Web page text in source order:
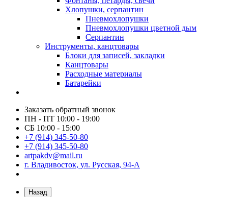
Хлопушки, серпантин
Пневмохлопушки
Пневмохлопушки цветной дым
Серпантин
Инструменты, канцтовары
Блоки для записей, закладки
Канцтовары
Расходные материалы
Батарейки
Заказать обратный звонок
ПН - ПТ 10:00 - 19:00
СБ 10:00 - 15:00
+7 (914) 345-50-80
+7 (914) 345-50-80
artpakdv@mail.ru
г. Владивосток, ул. Русская, 94-А
Назад